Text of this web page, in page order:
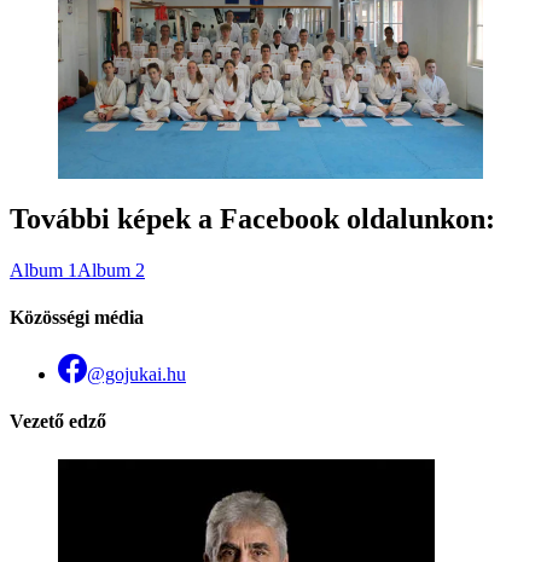
További képek a Facebook oldalunkon:
Album 1 Album 2
Közösségi média
@gojukai.hu
Vezető edző